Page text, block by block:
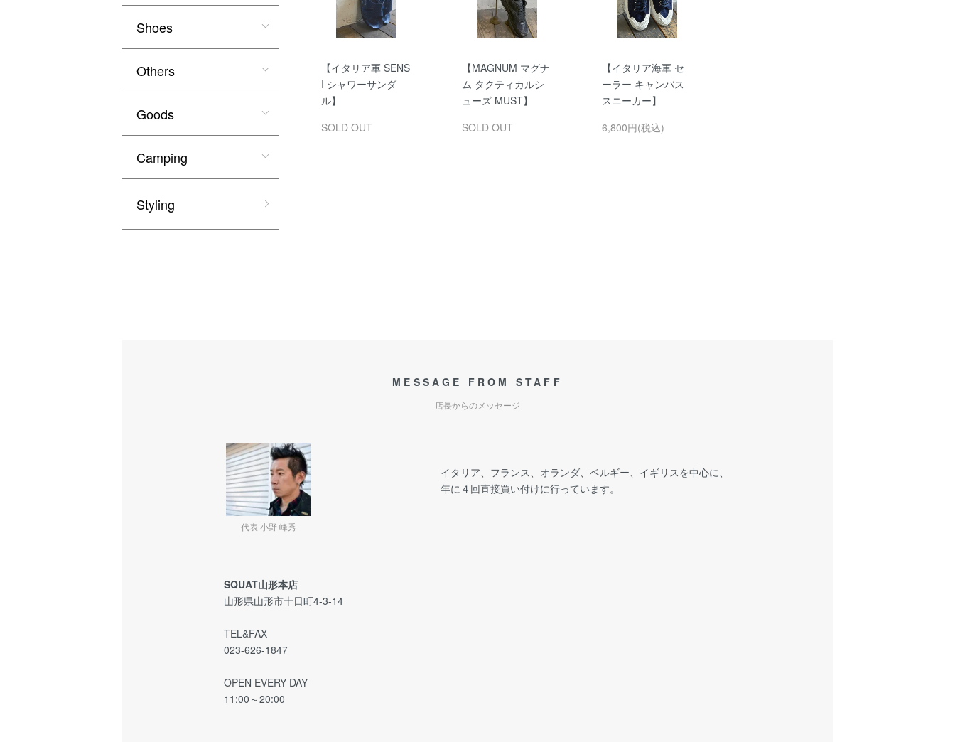
【イタリア軍 SENS
I シャワーサンダ
ル】
SOLD OUT
【MAGNUM マグナ
ム タクティカルシ
ューズ MUST】
SOLD OUT
【イタリア海軍 セ
ーラー キャンバス
スニーカー】
6,800円(税込)
Shoes
Others
Goods
Camping
Styling
MESSAGE FROM STAFF
店長からのメッセージ
代表 小野 峰秀
イタリア、フランス、オランダ、ベルギー、イギリスを中心に、
年に４回直接買い付けに行っています。
SQUAT山形本店
山形県山形市十日町4-3-14
TEL&FAX
023-626-1847
OPEN EVERY DAY
11:00～20:00